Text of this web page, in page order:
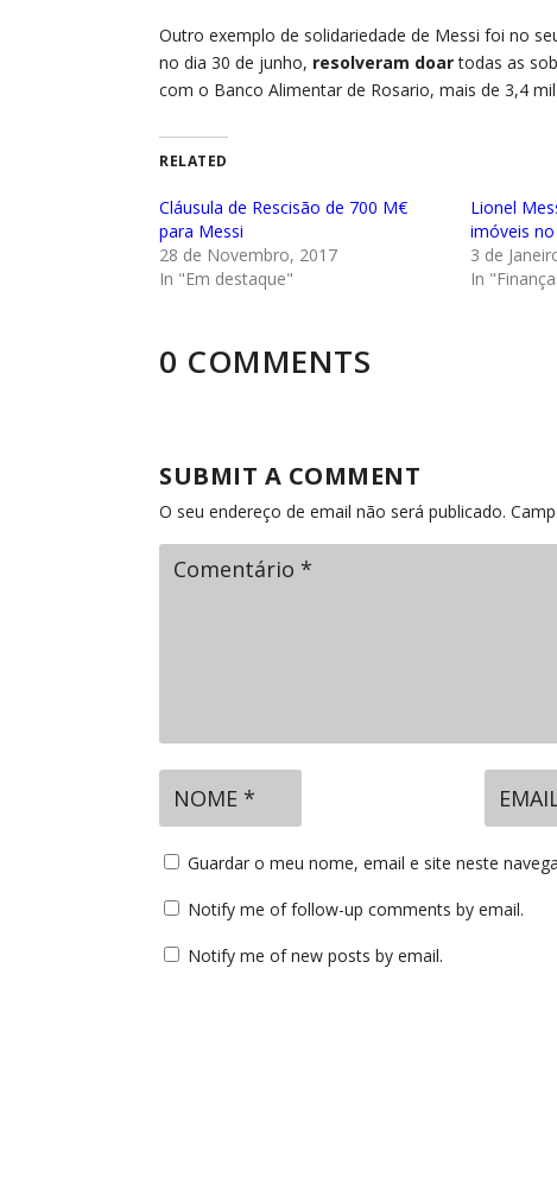
Outro exemplo de solidariedade de Messi foi no
no dia 30 de junho, resolveram doartodas as
com o Banco Alimentar de Rosario, mais de 3,4
RELATED
Cláusula de Rescisão de 700 M€
para Messi
28 de Novembro, 2017
In "Em destaque"
Lionel
imóveis
3 de
In
0 COMMENTS
SUBMIT A COMMENT
O seu endereço de email não será publicado.
Guardar o meu nome, email e site neste
Notify me of follow-up comments by email.
Notify me of new posts by email.